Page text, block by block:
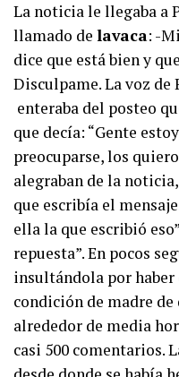
La noticia le llegaba a
llamado de lavaca: -
dice que está bien y
Disculpame. La voz de
enteraba del posteo
que decía: “Gente
preocuparse, los
alegraban de la
que escribía el
ella la que escribió
repuesta”. En pocos
insultándola por haber
condición de madre de
alrededor de media
casi 500 comentarios.